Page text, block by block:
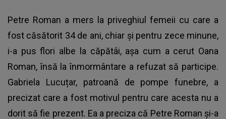
Petre Roman a mers la priveghiul femeii cu care a
fost căsătorit 34 de ani, chiar și pentru zece minune,
i-a pus flori albe la căpătâi, așa cum a cerut Oana
Roman, însă la înmormântare a refuzat să participe.
Gabriela Lucuțar, patroană de pompe funebre, a
precizat care a fost motivul pentru care acesta nu a
dorit să fie prezent. Ea a preciza că Petre Roman și-a